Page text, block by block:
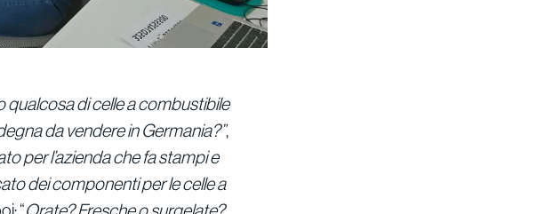
qualcosa di celle a combustibile
da vendere in Germania?”,
per l’azienda che fa stampi e
dei componenti per le celle a